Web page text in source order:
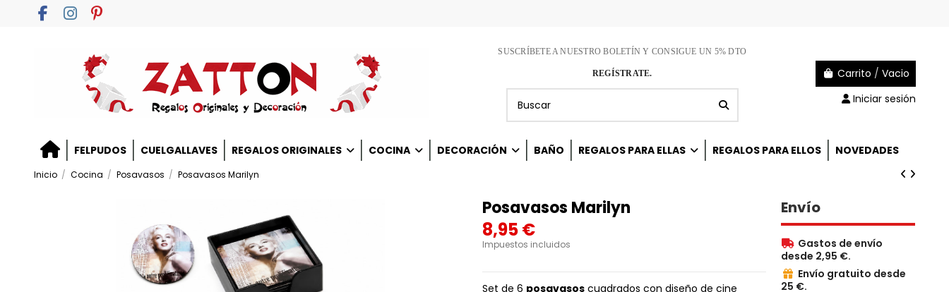
SUSCRÍBETE A NUESTRO BOLETÍN Y CONSIGUE UN 5% DTO
REGÍSTRATE. Carrito / Vacio
Iniciar sesión
FELPUDOS CUELGALLAVES REGALOS ORIGINALES COCINA DECORACIÓN BAÑO REGALOS PARA ELLAS REGALOS PARA ELLOS NOVEDADES
Inicio Cocina Posavasos Posavasos Marilyn
Posavasos Marilyn
8,95 €
Impuestos incluidos
Set de 6 posavasoscuadrados con diseño de cine
Envío
 Gastos de envío
desde 2,95 €.
 Envío gratuito desde
25 €.